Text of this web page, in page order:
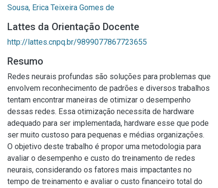
Sousa, Erica Teixeira Gomes de
Lattes da Orientação Docente
http://lattes.cnpq.br/9899077867723655
Resumo
Redes neurais profundas são soluções para problemas que
envolvem reconhecimento de padrões e diversos trabalhos
tentam encontrar maneiras de otimizar o desempenho
dessas redes. Essa otimização necessita de hardware
adequado para ser implementada, hardware esse que pode
ser muito custoso para pequenas e médias organizações.
O objetivo deste trabalho é propor uma metodologia para
avaliar o desempenho e custo do treinamento de redes
neurais, considerando os fatores mais impactantes no
tempo de treinamento e avaliar o custo financeiro total do